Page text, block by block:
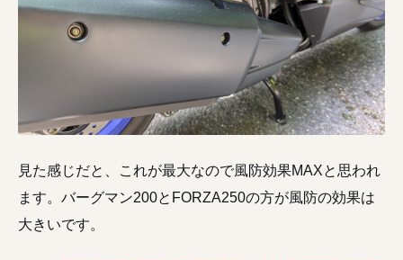
見た感じだと、これが最大なので風防効果MAXと思われ
ます。バーグマン200とFORZA250の方が風防の効果は
大きいです。